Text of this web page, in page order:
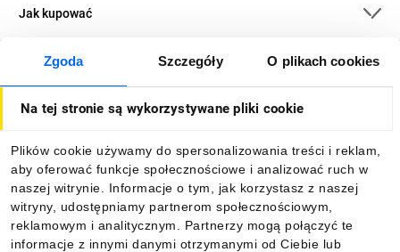
Zgoda Szczegóły O plikach cookies
Na tej stronie są wykorzystywane pliki cookie
Plików cookie używamy do spersonalizowania treści i reklam,
aby oferować funkcje społecznościowe i analizować ruch w
naszej witrynie. Informacje o tym, jak korzystasz z naszej
witryny, udostępniamy partnerom społecznościowym,
reklamowym i analitycznym. Partnerzy mogą połączyć te
informacje z innymi danymi otrzymanymi od Ciebie lub
Jak kupować
O firmie
Informacje
Pobierz naszą aplikację mobilną: